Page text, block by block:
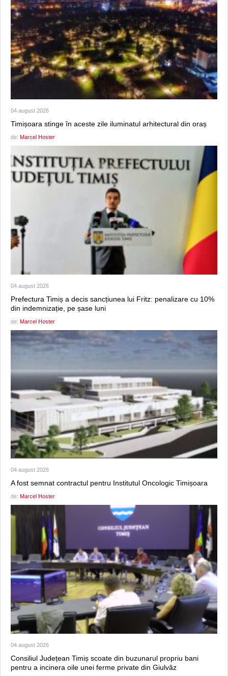
04 august 2026
Timișoara stinge în aceste zile iluminatul arhitectural din oraș
de: Marcel Hoster
04 august 2026
Prefectura Timiș a decis sancțiunea lui Fritz: penalizare cu 10%
din indemnizație, pe șase luni
de: Marcel Hoster
04 august 2026
A fost semnat contractul pentru Institutul Oncologic Timișoara
de: Marcel Hoster
04 august 2026
Consiliul Județean Timiș scoate din buzunarul propriu bani
pentru a incinera oile unei ferme private din Giulvăz